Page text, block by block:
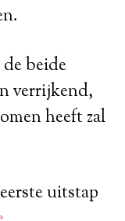
beide
verrijkend,
heeft zal
uitstap